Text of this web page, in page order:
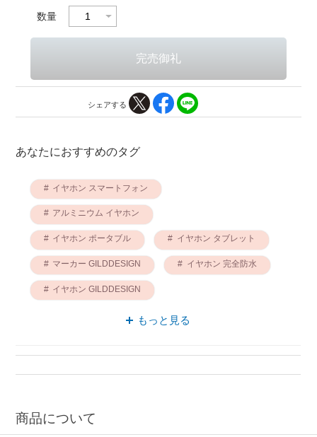
数量
シェアする
あなたにおすすめのタグ
イヤホン スマートフォン
アルミニウム イヤホン
イヤホン ポータブル イヤホン タブレット
マーカー GILDDESIGN イヤホン 完全防水
イヤホン GILDDESIGN
スマートフォン マーカー
もっと見る
商品について